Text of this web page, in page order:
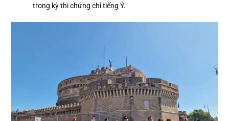
trong kỳ thi chứng chỉ tiếng Ý.